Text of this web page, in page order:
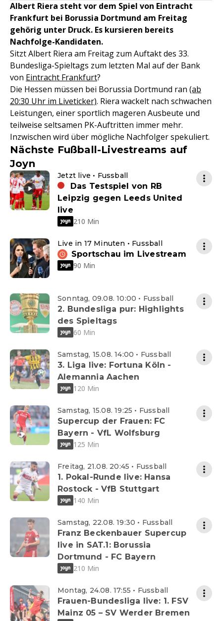
Albert Riera steht vor dem Spiel von Eintracht
Frankfurt bei Borussia Dortmund am Freitag
gehörig unter Druck. Es kursieren bereits
Nachfolge-Kandidaten.
Sitzt Albert Riera am Freitag zum Auftakt des 33.
Bundesliga-Spieltags zum letzten Mal auf der Bank
von Eintracht Frankfurt?
Die Hessen müssen bei Borussia Dortmund ran (ab
20:30 Uhr im Liveticker). Riera wackelt nach schwachen
Leistungen, einer sportlich mageren Ausbeute und
teilweise seltsamen PK-Auftritten immer mehr.
Inzwischen wird über mögliche Nachfolger spekuliert.
Nächste Fußball-Livestreams auf
Joyn
Jetzt live • Fussball
Das Testspiel von RB
Leipzig gegen Leeds United
live
210 Min
Live in 17 Minuten • Fussball
Sportschau im Livestream
90 Min
Sonntag, 09.08. 10:00 • Fussball
2. Bundesliga pur: Highlights
des Spieltags
60 Min
Samstag, 15.08. 14:00 • Fussball
3. Liga live: Fortuna Köln -
Alemannia Aachen
120 Min
Samstag, 15.08. 19:25 • Fussball
Supercup der Frauen: FC
Bayern - VfL Wolfsburg
125 Min
Freitag, 21.08. 20:45 • Fussball
1. Pokal-Runde live: Hansa
Rostock - VfB Stuttgart
140 Min
Samstag, 22.08. 19:30 • Fussball
Franz Beckenbauer Supercup
live in SAT.1: Borussia
Dortmund - FC Bayern
210 Min
Montag, 24.08. 17:55 • Fussball
Frauen-Bundesliga live: 1. FSV
Mainz 05 – SV Werder Bremen